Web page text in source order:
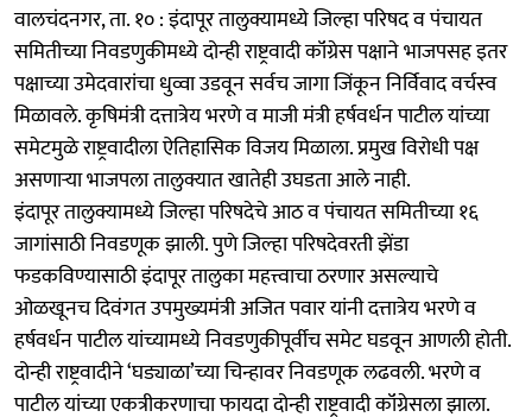
वालचंदनगर, ता. १० : इंदापूर तालुक्यामध्ये जिल्हा परिषद व पंचायत
समितीच्या निवडणुकीमध्ये दोन्ही राष्ट्रवादी कॉंग्रेस पक्षाने भाजपसह इतर
पक्षाच्या उमेदवारांचा धुव्वा उडवून सर्वच जागा जिंकून निर्विवाद वर्चस्व
मिळावले. कृषिमंत्री दत्तात्रेय भरणे व माजी मंत्री हर्षवर्धन पाटील यांच्या
समेटमुळे राष्ट्रवादीला ऐतिहासिक विजय मिळाला. प्रमुख विरोधी पक्ष
असणाऱ्या भाजपला तालुक्यात खातेही उघडता आले नाही.
इंदापूर तालुक्यामध्ये जिल्हा परिषदेचे आठ व पंचायत समितीच्या १६
जागांसाठी निवडणूक झाली. पुणे जिल्हा परिषदेवरती झेंडा
फडकविण्यासाठी इंदापूर तालुका महत्त्वाचा ठरणार असल्याचे
ओळखूनच दिवंगत उपमुख्यमंत्री अजित पवार यांनी दत्तात्रेय भरणे व
हर्षवर्धन पाटील यांच्यामध्ये निवडणुकीपूर्वीच समेट घडवून आणली होती.
दोन्ही राष्ट्रवादीने ‘घड्याळा’च्या चिन्हावर निवडणूक लढवली. भरणे व
पाटील यांच्या एकत्रीकरणाचा फायदा दोन्ही राष्ट्रवादी कॉंग्रेसला झाला.